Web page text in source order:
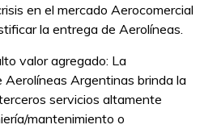
en el mercado Aerocomercial
la entrega de Aerolíneas.
valor agregado: La
Argentinas brinda la
servicios altamente
mantenimiento o